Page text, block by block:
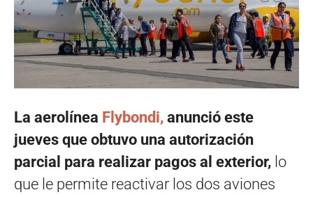
La aerolínea Flybondi, anunció este
jueves que obtuvo una autorización
parcial para realizar pagos al exterior, lo
que le permite reactivar los dos aviones